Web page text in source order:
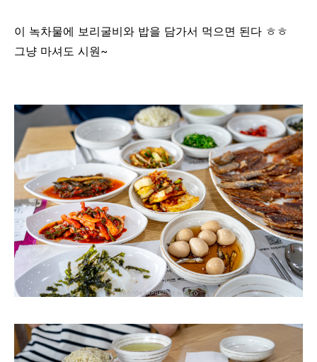
이 녹차물에 보리굴비와 밥을 담가서 먹으면 된다 ㅎㅎ
그냥 마셔도 시원~